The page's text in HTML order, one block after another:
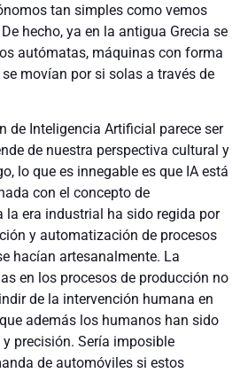
tan simples como vemos
hecho, ya en la antigua Grecia se
autómatas, máquinas con forma
movían por si solas a través de
de Inteligencia Artificial parece ser
de nuestra perspectiva cultural y
lo que es innegable es que IA está
con el concepto de
la era industrial ha sido regida por
y automatización de procesos
hacían artesanalmente. La
en los procesos de producción no
de la intervención humana en
además los humanos han sido
precisión. Sería imposible
de automóviles si estos